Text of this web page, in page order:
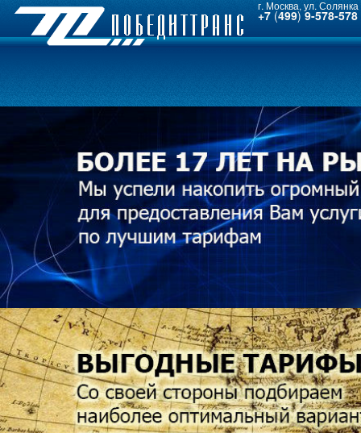
г. Москва, ул.
+7 (499)9-578-578